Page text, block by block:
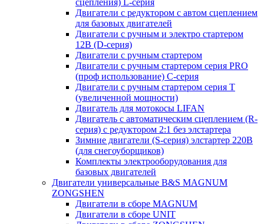
сцепления) L-серия
Двигатели с редуктором с автом сцеплением
для базовых двигателей
Двигатели с ручным и электро стартером
12В (D-серия)
Двигатели с ручным стартером
Двигатели с ручным стартером серия PRO
(проф использование) C-серия
Двигатели с ручным стартером серия Т
(увеличенной мощности)
Двигатель для мотокосы LIFAN
Двигатель с автоматическим сцеплением (R-
серия) с редуктором 2:1 без элстартера
Зимние двигатели (S-серия) элстартер 220В
(для снегоуборщиков)
Комплекты электрооборудования для
базовых двигателей
Двигатели универсальные B&S MAGNUM
ZONGSHEN
Двигатели в сборе MAGNUM
Двигатели в сборе UNIT